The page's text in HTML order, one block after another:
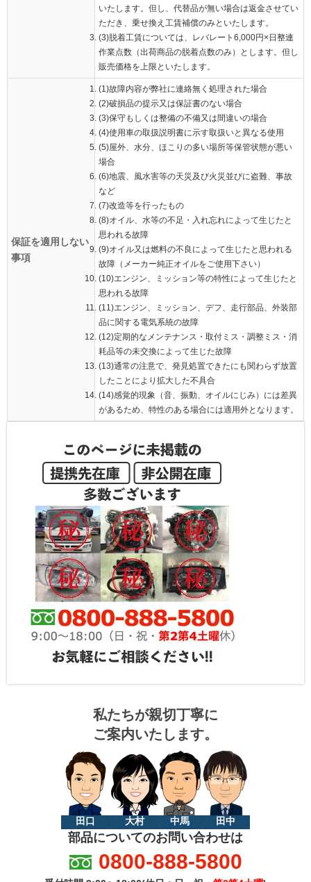
いたします。但し、代替品が無い場合は返金させてい
ただき、乗せ換え工賃補償のみといたします。
(3)脱着工賃については、レバレート6,000円×日整連
作業点数（出荷商品の脱着点数のみ）とします。但し
販売価格を上限といたします。
保証を適用しない
事項
(1)故障内容が弊社に連絡無く処理された場合
(2)破損品の提示又は保証書のない場合
(3)保守もしくは整備の不備又は間違いの場合
(4)使用車の取扱説明書に示す取扱いと異なる使用
(5)屋外、水分、ほこりの多い場所等保管状態が悪い
場合
(6)地震、風水害等の天災及び火災並びに盗難、事故
など
(7)改造等を行ったもの
(8)オイル、水等の不足・入れ忘れによって生じたと
思われる故障
(9)オイル又は燃料の不良によって生じたと思われる
故障（メーカー純正オイルをご使用下さい）
(10)エンジン、ミッション等の特性によって生じたと
思われる故障
(11)エンジン、ミッション、デフ、走行部品、外装部
品に関する電気系統の故障
(12)定期的なメンテナンス・取付ミス・調整ミス・消
耗品等の未交換によって生じた故障
(13)通常の注意で、発見処置できたにも関わらず放置
したことにより拡大した不具合
(14)感覚的現象（音、振動、オイルにじみ）には差異
があるため、特性のある場合には適用外となります。
私たちが親切丁寧に
ご案内いたします。
田口 大村 中馬 田中
部品についてのお問い合わせは
0800-888-5800